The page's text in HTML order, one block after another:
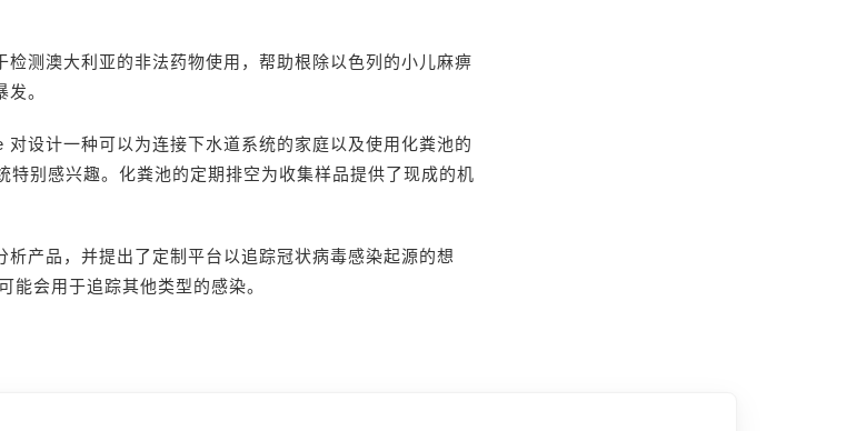
检测澳大利亚的非法药物使用，帮助根除以色列的小儿麻痹
。
设计一种可以为连接下水道系统的家庭以及使用化粪池的
特别感兴趣。化粪池的定期排空为收集样品提供了现成的机
产品，并提出了定制平台以追踪冠状病毒感染起源的想
会用于追踪其他类型的感染。